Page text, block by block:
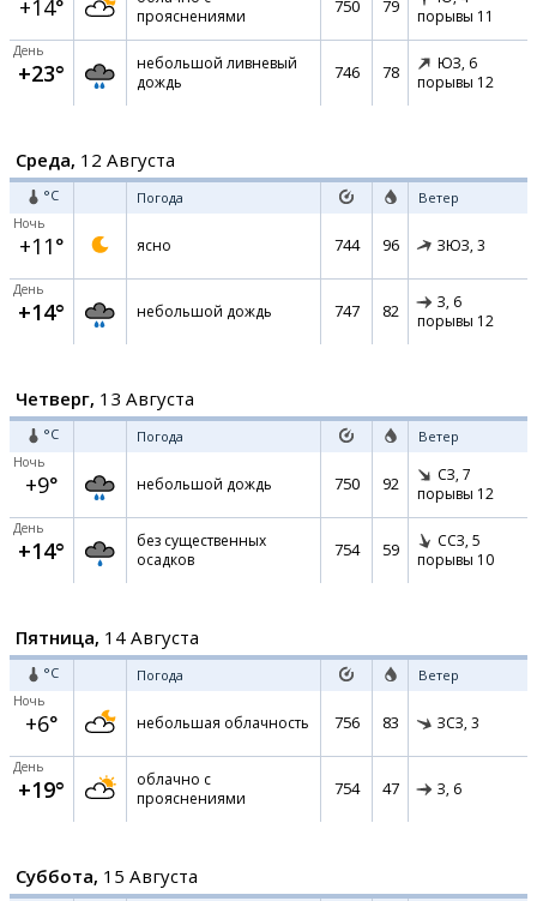
+14°
прояснениями
750 79
порывы 11
День
+23°
небольшой ливневый
дождь
746 78 ЮЗ, 6
порывы 12
Среда, 12 Августа
°C Погода Ветер
Ночь
+11° ясно 744 96 ЗЮЗ, 3
День
+14° небольшой дождь 747 82 З, 6
порывы 12
Четверг, 13 Августа
°C Погода Ветер
Ночь
+9° небольшой дождь 750 92 СЗ, 7
порывы 12
День
+14°
без существенных
осадков
754 59 ССЗ, 5
порывы 10
Пятница, 14 Августа
°C Погода Ветер
Ночь
+6° небольшая облачность 756 83 ЗСЗ, 3
День
+19°
облачно с
прояснениями
754 47 З, 6
Суббота, 15 Августа